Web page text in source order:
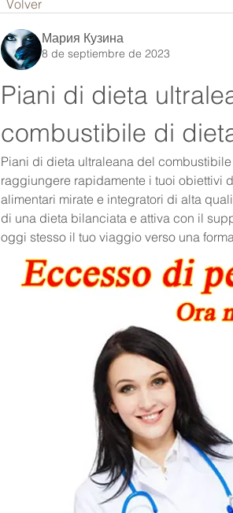
Volver
Мария Кузина
8 de septiembre de 2023
Piani di dieta
combustibile di
Piani di dieta ultraleana del
raggiungere rapidamente i tuoi obiettivi
alimentari mirate e integratori di alta
di una dieta bilanciata e attiva con il
oggi stesso il tuo viaggio verso una